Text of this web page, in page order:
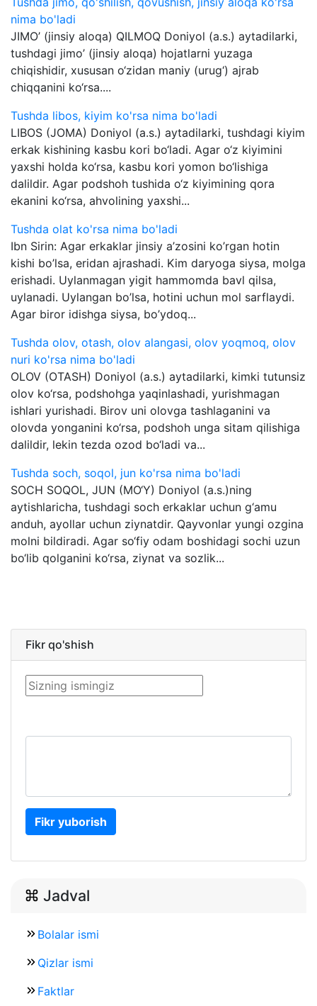
nima bo'ladi
JIMO’ (jinsiy aloqa) QILMOQ Doniyol (a.s.) aytadilarki,
tushdagi jimo’ (jinsiy aloqa) hojatlarni yuzaga
chiqishidir, xususan o‘zidan maniy (urug‘) ajrab
chiqqanini ko‘rsa....
Tushda libos, kiyim ko'rsa nima bo'ladi
LIBOS (JOMA) Doniyol (a.s.) aytadilarki, tushdagi kiyim
erkak kishining kasbu kori bo‘ladi. Agar o‘z kiyimini
yaxshi holda ko‘rsa, kasbu kori yomon bo‘lishiga
dalildir. Agar podshoh tushida o‘z kiyimining qora
ekanini ko‘rsa, ahvolining yaxshi...
Tushda olat ko'rsa nima bo'ladi
Ibn Sirin: Agar erkaklar jinsiy a’zosini ko’rgan hotin
kishi bo’lsa, eridan ajrashadi. Kim daryoga siysa, molga
erishadi. Uylanmagan yigit hammomda bavl qilsa,
uylanadi. Uylangan bo’lsa, hotini uchun mol sarflaydi.
Agar biror idishga siysa, bo’ydoq...
Tushda olov, otash, olov alangasi, olov yoqmoq, olov
nuri ko'rsa nima bo'ladi
OLOV (OTASH) Doniyol (a.s.) aytadilarki, kimki tutunsiz
olov ko‘rsa, podshohga yaqinlashadi, yurishmagan
ishlari yurishadi. Birov uni olovga tashlaganini va
olovda yonganini ko‘rsa, podshoh unga sitam qilishiga
dalildir, lekin tezda ozod bo‘ladi va...
Tushda soch, soqol, jun ko'rsa nima bo'ladi
SOCH SOQOL, JUN (MO‘Y) Doniyol (a.s.)ning
aytishlaricha, tushdagi soch erkaklar uchun g‘amu
anduh, ayollar uchun ziynatdir. Qayvonlar yungi ozgina
molni bildiradi. Agar so‘fiy odam boshidagi sochi uzun
bo‘lib qolganini ko‘rsa, ziynat va sozlik...
Fikr qo'shish
Fikr yuborish
Jadval
Bolalar ismi
Qizlar ismi
Faktlar